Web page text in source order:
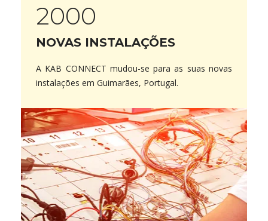
2000
NOVAS INSTALAÇÕES
A KAB CONNECT mudou-se para as suas novas
instalações em Guimarães, Portugal.